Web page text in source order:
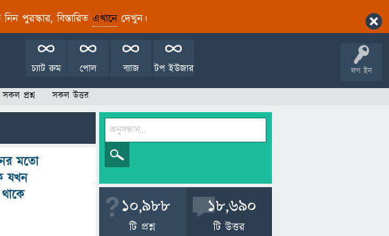
পুরস্কার, বিস্তারিত এখানেদেখুন।
লগ ইন
টপ ইউজার
ব্যাজ
পোল
চ্যাট রুম
সকল প্রশ্ন সকল উত্তর
মতো
যখন
10,988
টি প্রশ্ন
18,690
টি উত্তর